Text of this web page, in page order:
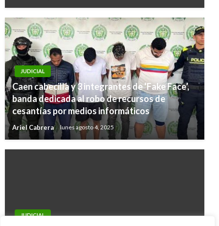
JUDICIAL
Caen cabecilla y 3 integrantes de ‘Fake Face’,
banda dedicada al robo de recursos de
cesantías por medios informáticos
Ariel Cabrera lunes agosto 4, 2025
JUDICIAL